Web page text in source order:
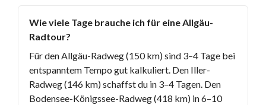
Wie viele Tage brauche ich für eine Allgäu-
Radtour?
Für den Allgäu-Radweg (150 km) sind 3–4 Tage bei
entspanntem Tempo gut kalkuliert. Den Iller-
Radweg (146 km) schaffst du in 3–4 Tagen. Den
Bodensee-Königssee-Radweg (418 km) in 6–10